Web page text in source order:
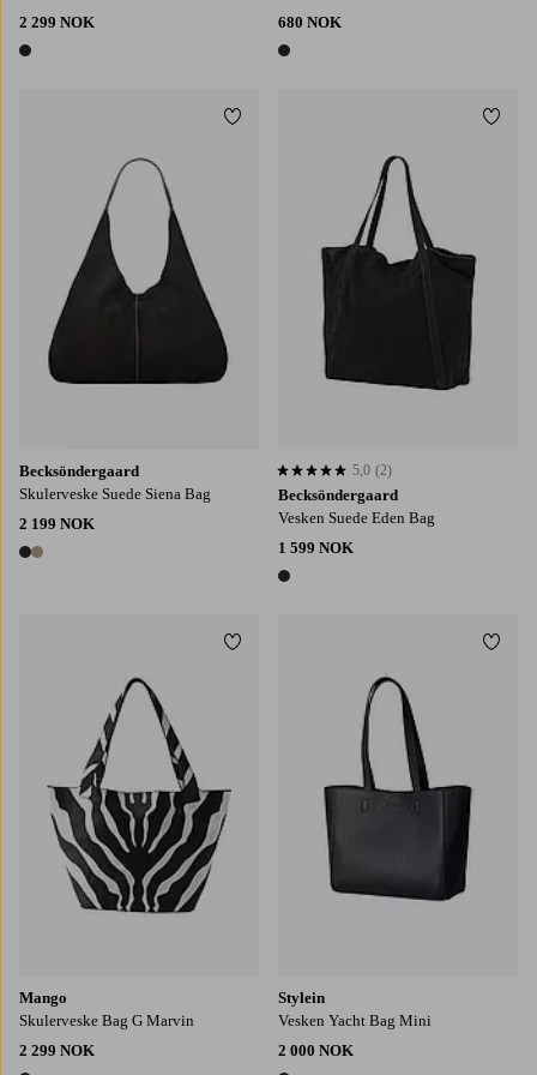
2 299 NOK
1 farge
680 NOK
1 farge
Becksöndergaard
Skulerveske Suede Siena Bag
2 199 NOK
2 farger
Legg til favoritter
Becksöndergaard
Vesken Suede Eden Bag
1 599 NOK
1 farge
5,0 basert på 2 karaktergivninger
5,0 (2)
Mango
Skulerveske Bag G Marvin
2 299 NOK
Legg til favoritter
Stylein
Vesken Yacht Bag Mini
2 000 NOK